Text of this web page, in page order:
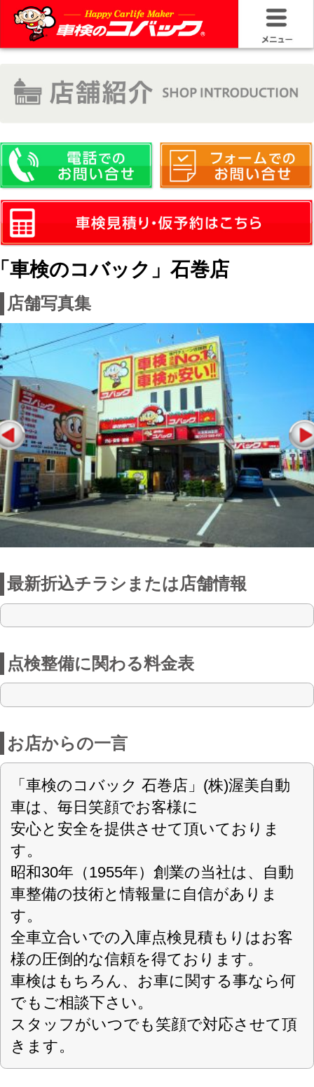
HOME
お問い合わ
車検サービ
安さの構造
20年50万キ
車検のコバック」石巻店
店舗写真集
最新折込チラシまたは店舗情報
点検整備に関わる料金表
お店からの一言
車は、毎日笑顔でお客様に
安心と安全を提供させて頂いておりま
す。
す。
全車立合いでの入庫点検見積もりはお客
様の圧倒的な信頼を得ております。
スタッフがいつでも笑顔で対応させて頂
きます。
店舗詳細
車検のコバック 石巻店
〈店舗直通フリーダイヤル 0120-589-497〉
住所 〒986-0848 宮城県石巻市新館1丁目1－
14
認可 仙指第3-259号
電話番号
FAX番号 0225-22-4825
URL https://kobac-ishinomaki.com
営業案内 平日・土曜 9:00～18:00
定休日 日曜 ・祝日・GW・夏期休暇・年末年始
対応車種
軽自動車 普通乗用車 4ナンバー、1ナン
バー貨物（総重量5,000kgまで)
取扱車検 スーパーセーフティー車検
スーパーテクノ車検
お支払方法
現金 ・ 各種クレジットカード・オートロ
ーン・PayPay